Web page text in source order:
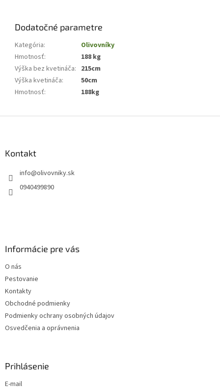
Dodatočné parametre
Kategória:
Olivovníky
Hmotnosť:
188 kg
Výška bez kvetináča: 215cm
Výška kvetináča:
50cm
Hmotnosť: 188kg
Kontakt
info@olivovniky.sk
0940499890
Informácie pre vás
O nás
Pestovanie
Kontakty
Obchodné podmienky
Podmienky ochrany osobných údajov
Osvedčenia a oprávnenia
Prihlásenie
E-mail